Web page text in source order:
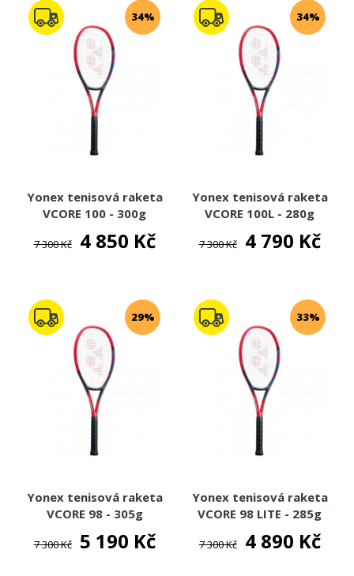
34%
Yonex tenisová raketa
VCORE 100 - 300g
7 300 Kč 4 850 Kč
34%
Yonex tenisová raketa
VCORE 100L - 280g
7 300 Kč 4 790 Kč
29%
Yonex tenisová raketa
VCORE 98 - 305g
7 300 Kč 5 190 Kč
33%
Yonex tenisová raketa
VCORE 98 LITE - 285g
7 300 Kč 4 890 Kč